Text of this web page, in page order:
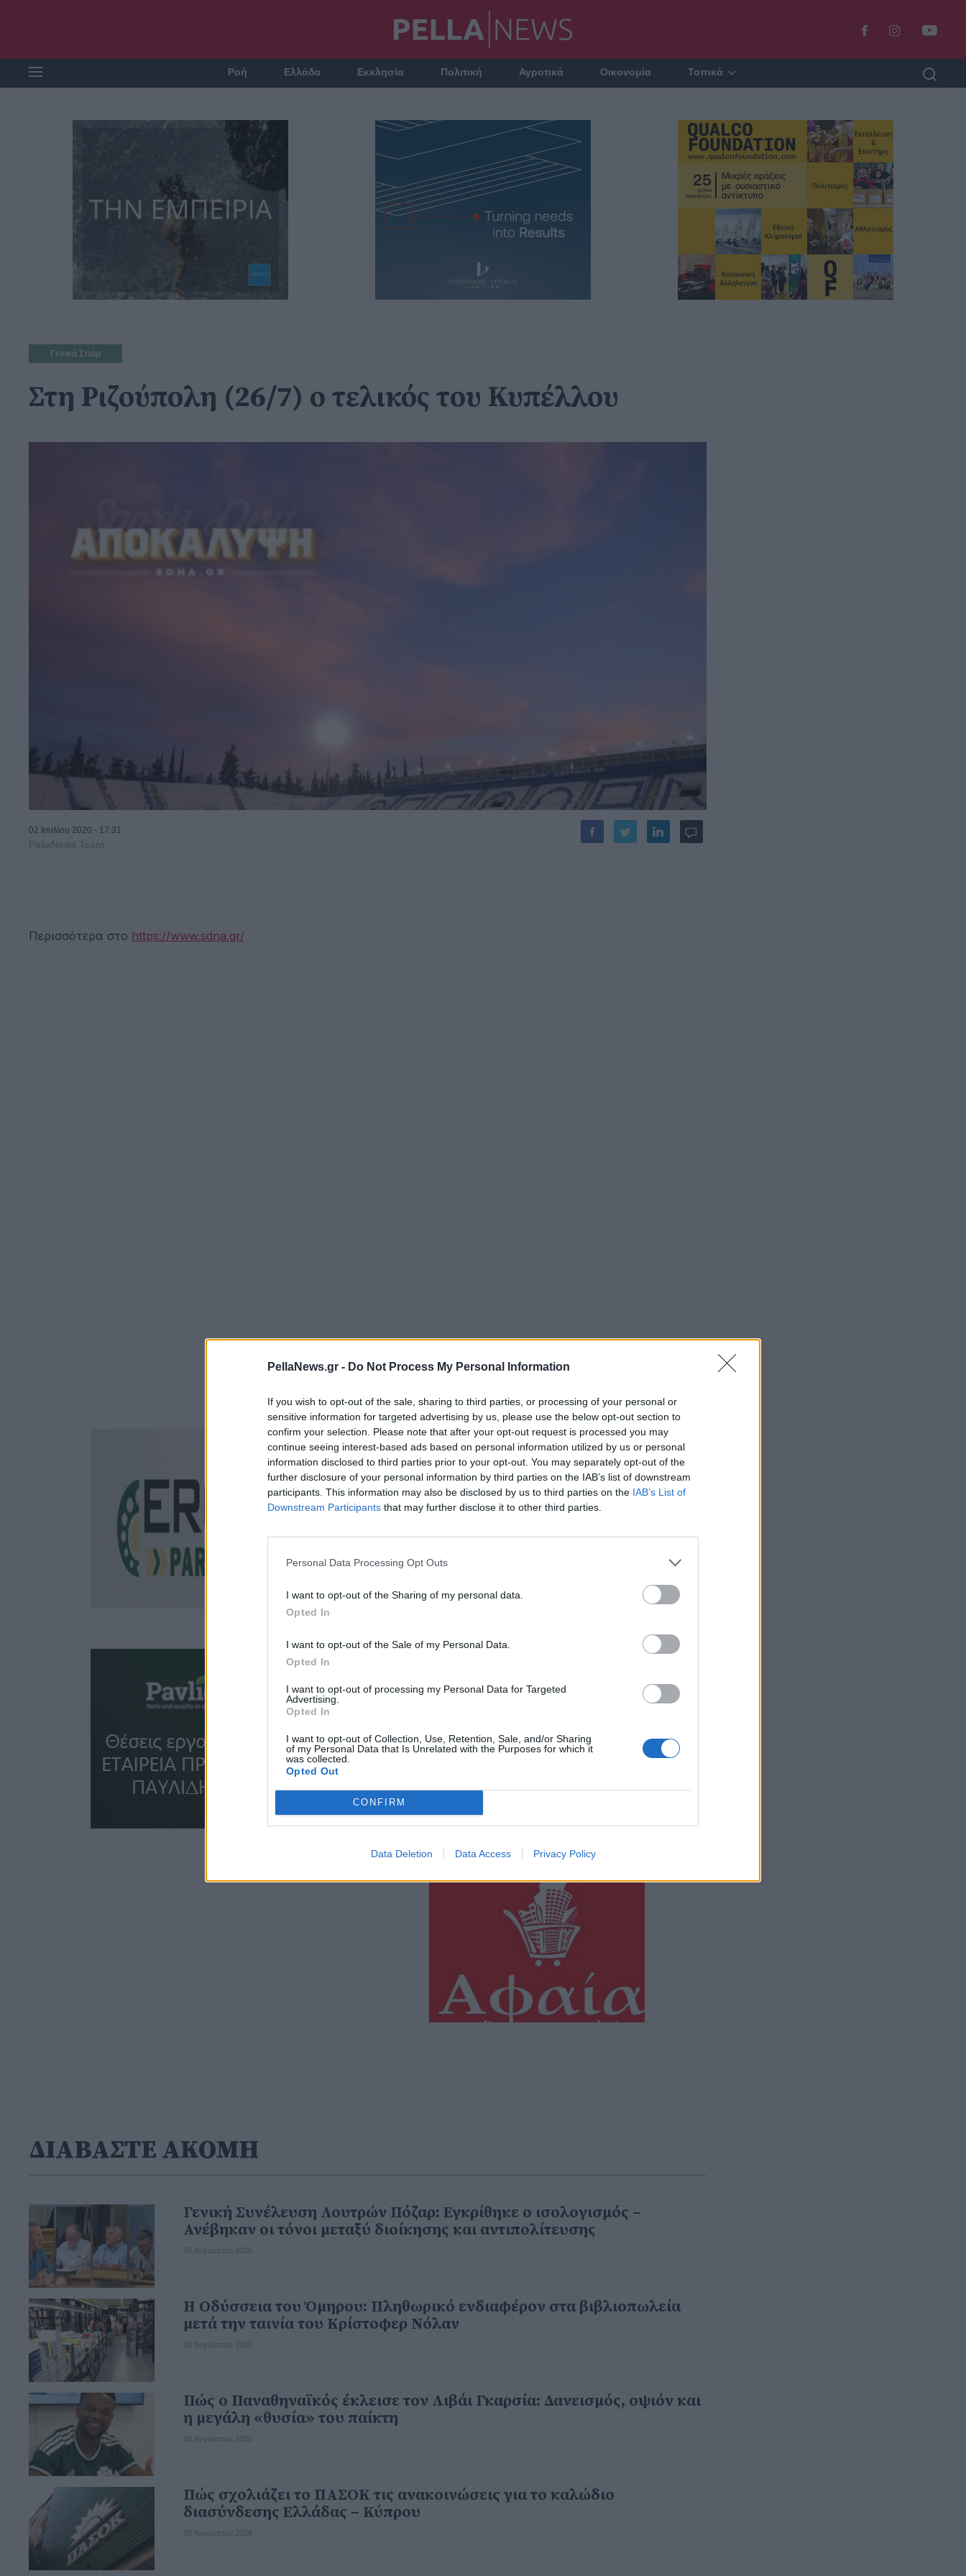
PellaNews.gr - Do Not Process My Personal Information
If you wish to opt-out of the sale, sharing to third parties, or processing of your personal or
sensitive information for targeted advertising by us, please use the below opt-out section to
confirm your selection. Please note that after your opt-out request is processed you may
continue seeing interest-based ads based on personal information utilized by us or personal
information disclosed to third parties prior to your opt-out. You may separately opt-out of the
further disclosure of your personal information by third parties on the IAB’s list of downstream
participants. This information may also be disclosed by us to third parties on the IAB’s List of
Downstream Participants that may further disclose it to other third parties.
Personal Data Processing Opt Outs
I want to opt-out of the Sharing of my personal data.
Opted In
I want to opt-out of the Sale of my Personal Data.
Opted In
I want to opt-out of processing my Personal Data for Targeted
Advertising.
Opted In
I want to opt-out of Collection, Use, Retention, Sale, and/or Sharing
of my Personal Data that Is Unrelated with the Purposes for which it
was collected.
Opted Out
CONFIRM
Data Deletion Data Access Privacy Policy
Ροή Ελλάδα Εκκλησία Πολιτική Αγροτικά Οικονομία Τοπικά
Γενικά Σπόρ
Στη Ριζούπολη (26/7) ο τελικός του Κυπέλλου
02 Ιουλίου 2020 - 17:31
PellaNews Team
Περισσότερα στο https://www.sdna.gr/
ΔΙΑΒΑΣΤΕ ΑΚΟΜΗ
Γενική Συνέλευση Λουτρών Πόζαρ: Εγκρίθηκε ο ισολογισμός –
Ανέβηκαν οι τόνοι μεταξύ διοίκησης και αντιπολίτευσης
05 Αυγούστου 2026
Η Οδύσσεια του Όμηρου: Πληθωρικό ενδιαφέρον στα βιβλιοπωλεία
μετά την ταινία του Κρίστοφερ Νόλαν
05 Αυγούστου 2026
Πώς ο Παναθηναϊκός έκλεισε τον Λιβάι Γκαρσία: Δανεισμός, οψιόν και
η μεγάλη «θυσία» του παίκτη
05 Αυγούστου 2026
Πώς σχολιάζει το ΠΑΣΟΚ τις ανακοινώσεις για το καλώδιο
διασύνδεσης Ελλάδας – Κύπρου
05 Αυγούστου 2026